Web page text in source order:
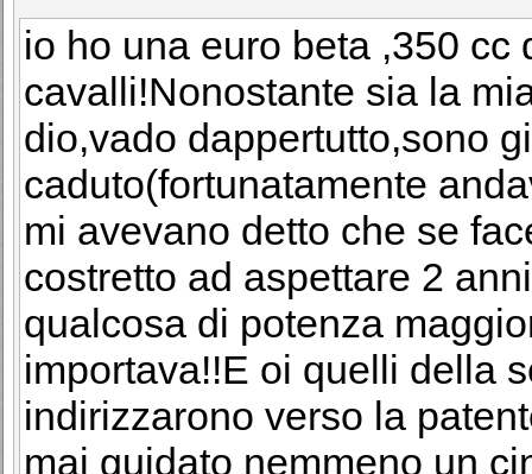
io ho una euro beta ,350 cc
cavalli!Nonostante sia la
dio,vado dappertutto,sono
caduto(fortunatamente
mi avevano detto che se
costretto ad aspettare 2
qualcosa di potenza
importava!!E oi quelli della
indirizzarono verso la
mai guidato nemmeno un